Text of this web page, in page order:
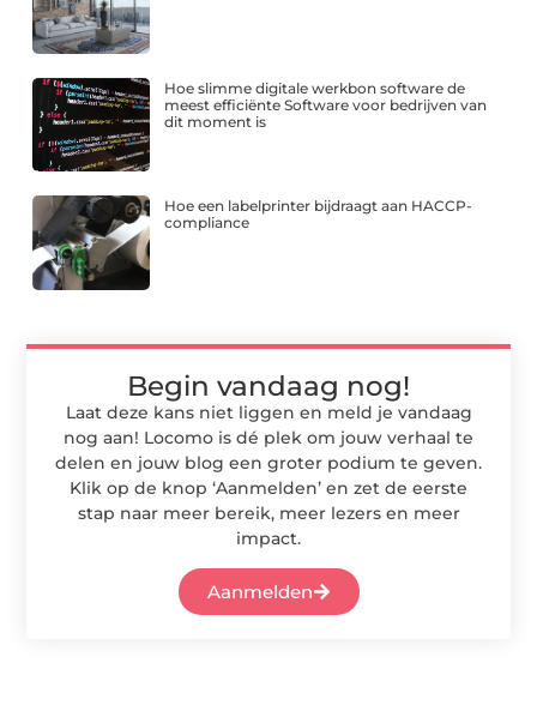
Hoe slimme digitale werkbon software de
meest efficiënte Software voor bedrijven van
dit moment is
Hoe een labelprinter bijdraagt aan HACCP-
compliance
Begin vandaag nog!
Laat deze kans niet liggen en meld je vandaag
nog aan! Locomo is dé plek om jouw verhaal te
delen en jouw blog een groter podium te geven.
Klik op de knop ‘Aanmelden’ en zet de eerste
stap naar meer bereik, meer lezers en meer
impact.
Aanmelden